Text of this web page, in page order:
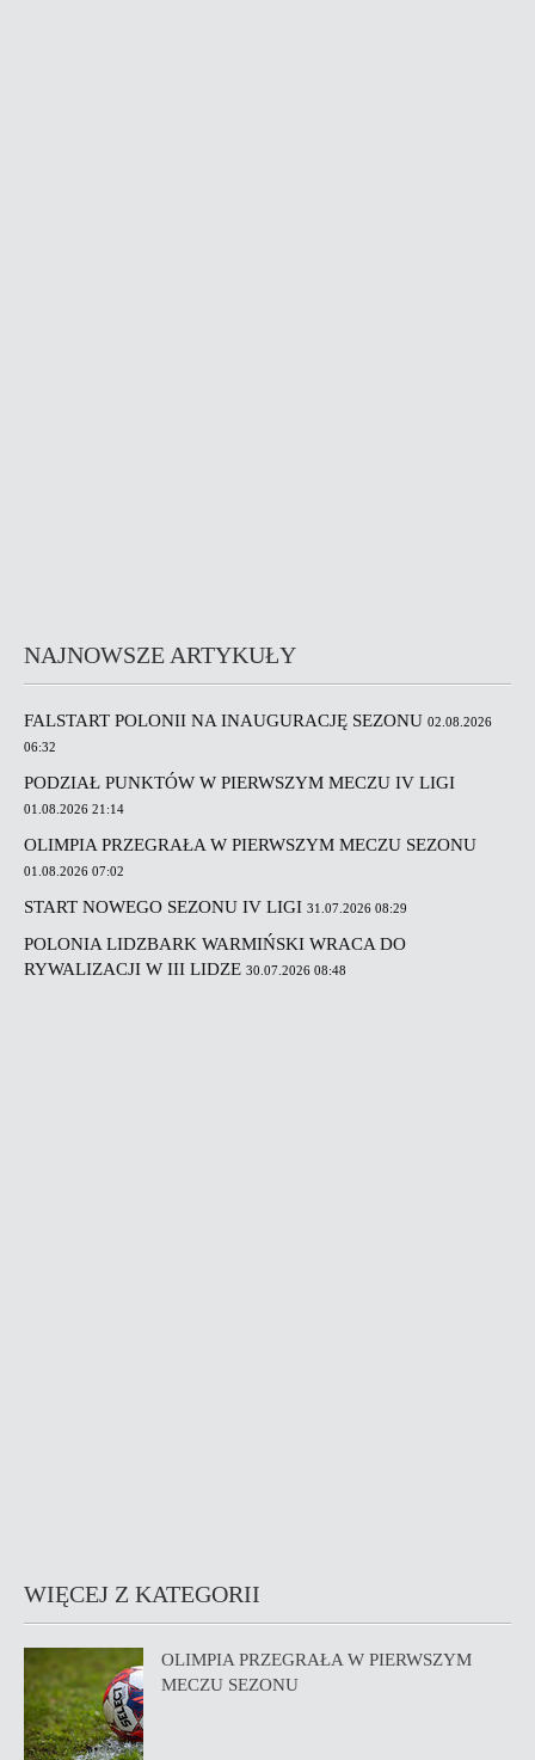
NAJNOWSZE ARTYKUŁY
FALSTART POLONII NA INAUGURACJĘ SEZONU 02.08.2026
06:32
PODZIAŁ PUNKTÓW W PIERWSZYM MECZU IV LIGI
01.08.2026 21:14
OLIMPIA PRZEGRAŁA W PIERWSZYM MECZU SEZONU
01.08.2026 07:02
START NOWEGO SEZONU IV LIGI 31.07.2026 08:29
POLONIA LIDZBARK WARMIŃSKI WRACA DO
RYWALIZACJI W III LIDZE 30.07.2026 08:48
WIĘCEJ Z KATEGORII
OLIMPIA PRZEGRAŁA W PIERWSZYM
MECZU SEZONU